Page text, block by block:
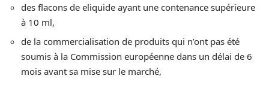
des flacons de eliquide ayant une contenance supérieure
à 10 ml,
de la commercialisation de produits qui n’ont pas été
soumis à la Commission européenne dans un délai de 6
mois avant sa mise sur le marché,